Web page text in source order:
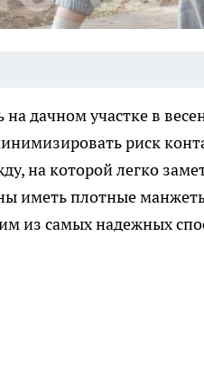
на дачном участке в
риск
на которой легко
иметь плотные
из самых надежных